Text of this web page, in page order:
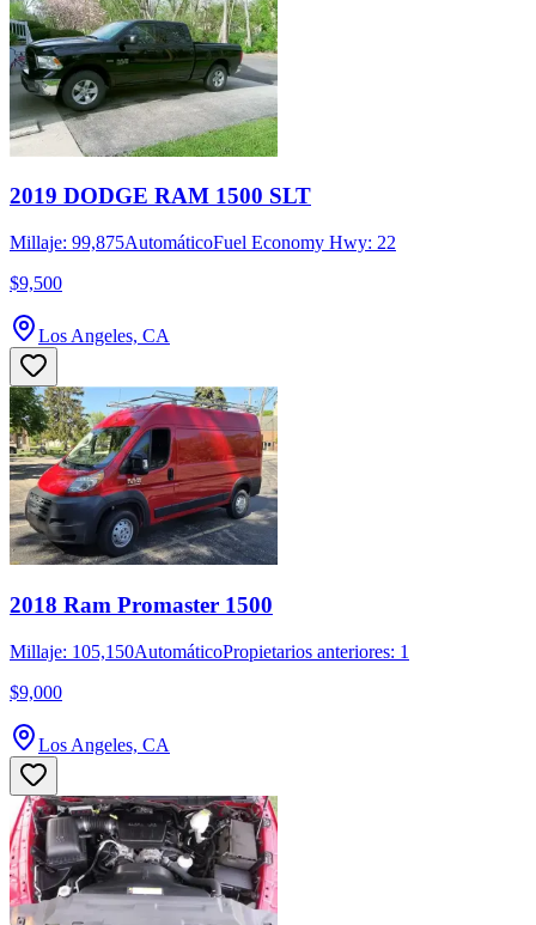
2019 DODGE RAM 1500 SLT
Millaje: 99,875AutomáticoFuel Economy Hwy: 22
$9,500
Los Angeles, CA
2018 Ram Promaster 1500
Millaje: 105,150AutomáticoPropietarios anteriores: 1
$9,000
Los Angeles, CA